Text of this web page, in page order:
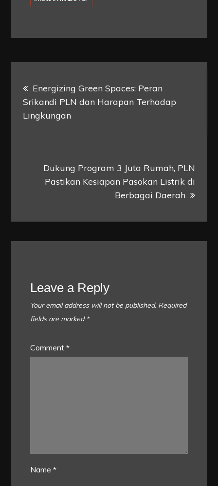
navigation
Energizing Green Spaces: Peran
Srikandi PLN dan Harapan Terhadap
Lingkungan
Dukung Program 3 Juta Rumah, PLN
Pastikan Kesiapan Pasokan Listrik di
Berbagai Daerah
Leave a Reply
Your email address will not be published. Required
fields are marked *
Comment*
Name*